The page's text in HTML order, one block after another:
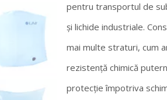
pentru transportul de
și lichide industriale.
mai multe straturi, cum
rezistență chimică
protecție împotriva